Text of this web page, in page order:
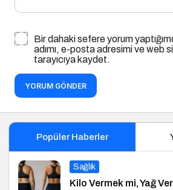
Bir dahaki sefere yorum
adımı, e-posta adresimi ve web
tarayıcıya kaydet.
YORUM GÖNDER
Popüler Haberler
Sağlık
Kilo Vermek mi, Yağ